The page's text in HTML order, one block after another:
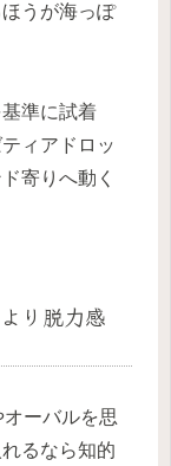
うが海っぽ
準に試着
ィアドロッ
寄りへ動く
り脱力感
ーバルを思
るなら知的